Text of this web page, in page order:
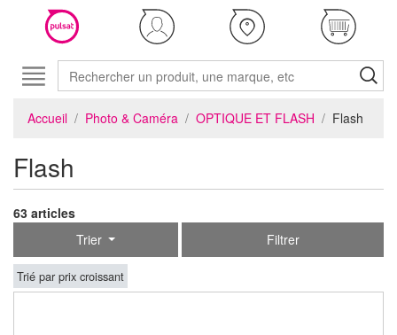
Accueil Photo & Caméra OPTIQUE ET FLASH Flash
Flash
63 articles
Trier
Filtrer
Trié par prix croissant